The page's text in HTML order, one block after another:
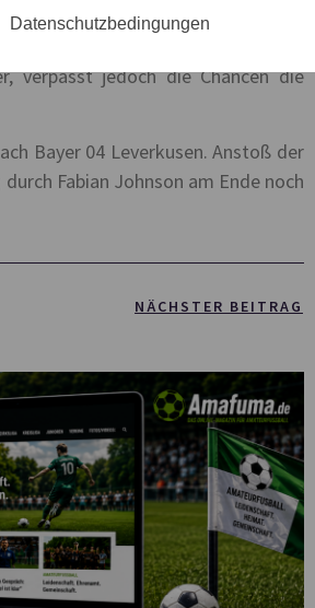
mehr und so blieb es am Ende
Führung am Ende noch 2 Punkte
verpasst jedoch die Chancen die
Bayer 04 Leverkusen. Anstoß der
Fabian Johnson am Ende noch
NÄCHSTER BEITRAG
Datenschutzbedingungen